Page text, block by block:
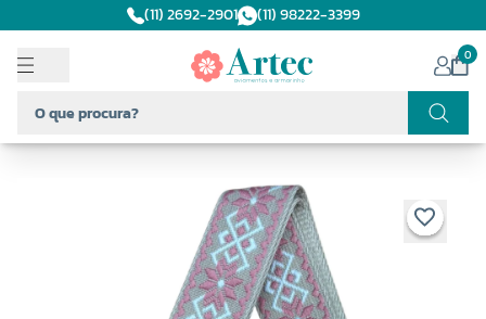
(11) 2692-2901 (11) 98222-3399
0